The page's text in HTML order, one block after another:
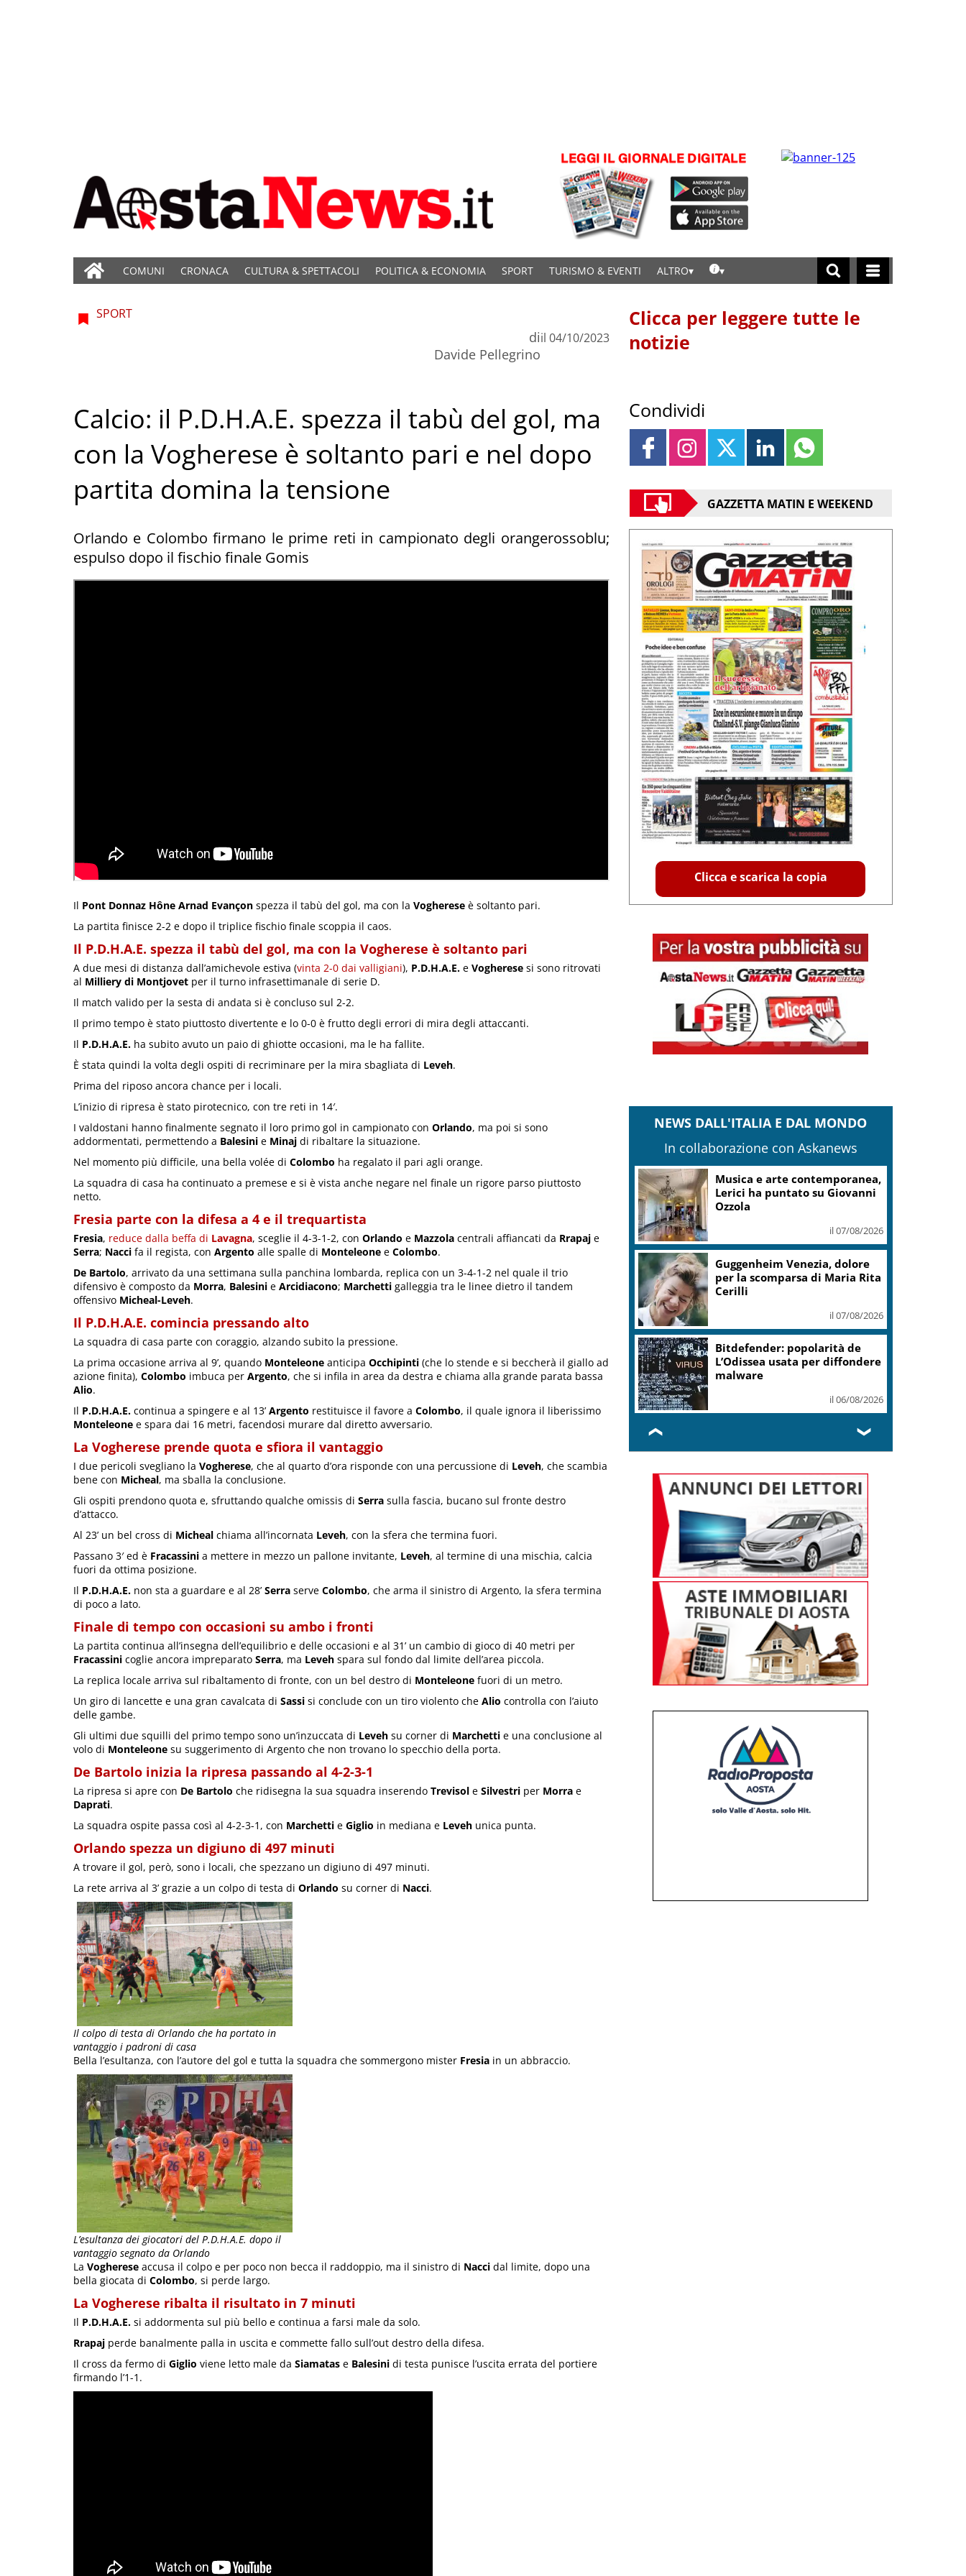
COMUNI CRONACA CULTURA & SPETTACOLI POLITICA & ECONOMIA SPORT TURISMO & EVENTI ALTRO
SPORT
di
Davide Pellegrino
il 04/10/2023
Calcio: il P.D.H.A.E. spezza il tabù del gol, ma
con la Vogherese è soltanto pari e nel dopo
partita domina la tensione
Orlando e Colombo firmano le prime reti in campionato degli orangerossoblu;
espulso dopo il fischio finale Gomis
Il Pont Donnaz Hône Arnad Evançon spezza il tabù del gol, ma con la Vogherese è soltanto pari.
La partita finisce 2-2 e dopo il triplice fischio finale scoppia il caos.
Il P.D.H.A.E. spezza il tabù del gol, ma con la Vogherese è soltanto pari
A due mesi di distanza dall’amichevole estiva (vinta 2-0 dai valligiani), P.D.H.A.E. e Vogherese si sono ritrovati
al Milliery di Montjovet per il turno infrasettimanale di serie D.
Il match valido per la sesta di andata si è concluso sul 2-2.
Il primo tempo è stato piuttosto divertente e lo 0-0 è frutto degli errori di mira degli attaccanti.
Il P.D.H.A.E. ha subito avuto un paio di ghiotte occasioni, ma le ha fallite.
È stata quindi la volta degli ospiti di recriminare per la mira sbagliata di Leveh.
Prima del riposo ancora chance per i locali.
L’inizio di ripresa è stato pirotecnico, con tre reti in 14′.
I valdostani hanno finalmente segnato il loro primo gol in campionato con Orlando, ma poi si sono
addormentati, permettendo a Balesini e Minaj di ribaltare la situazione.
Nel momento più difficile, una bella volée di Colombo ha regalato il pari agli orange.
La squadra di casa ha continuato a premese e si è vista anche negare nel finale un rigore parso piuttosto
netto.
Fresia parte con la difesa a 4 e il trequartista
Fresia, reduce dalla beffa di Lavagna, sceglie il 4-3-1-2, con Orlando e Mazzola centrali affiancati da Rrapaj e
Serra; Nacci fa il regista, con Argento alle spalle di Monteleone e Colombo.
De Bartolo, arrivato da una settimana sulla panchina lombarda, replica con un 3-4-1-2 nel quale il trio
difensivo è composto da Morra, Balesini e Arcidiacono; Marchetti galleggia tra le linee dietro il tandem
offensivo Micheal-Leveh.
Il P.D.H.A.E. comincia pressando alto
La squadra di casa parte con coraggio, alzando subito la pressione.
La prima occasione arriva al 9’, quando Monteleone anticipa Occhipinti (che lo stende e si beccherà il giallo ad
azione finita), Colombo imbuca per Argento, che si infila in area da destra e chiama alla grande parata bassa
Alio.
Il P.D.H.A.E. continua a spingere e al 13’ Argento restituisce il favore a Colombo, il quale ignora il liberissimo
Monteleone e spara dai 16 metri, facendosi murare dal diretto avversario.
La Vogherese prende quota e sfiora il vantaggio
I due pericoli svegliano la Vogherese, che al quarto d’ora risponde con una percussione di Leveh, che scambia
bene con Micheal, ma sballa la conclusione.
Gli ospiti prendono quota e, sfruttando qualche omissis di Serra sulla fascia, bucano sul fronte destro
d’attacco.
Al 23’ un bel cross di Micheal chiama all’incornata Leveh, con la sfera che termina fuori.
Passano 3′ ed è Fracassini a mettere in mezzo un pallone invitante, Leveh, al termine di una mischia, calcia
fuori da ottima posizione.
Il P.D.H.A.E. non sta a guardare e al 28’ Serra serve Colombo, che arma il sinistro di Argento, la sfera termina
di poco a lato.
Finale di tempo con occasioni su ambo i fronti
La partita continua all’insegna dell’equilibrio e delle occasioni e al 31’ un cambio di gioco di 40 metri per
Fracassini coglie ancora impreparato Serra, ma Leveh spara sul fondo dal limite dell’area piccola.
La replica locale arriva sul ribaltamento di fronte, con un bel destro di Monteleone fuori di un metro.
Un giro di lancette e una gran cavalcata di Sassi si conclude con un tiro violento che Alio controlla con l’aiuto
delle gambe.
Gli ultimi due squilli del primo tempo sono un’inzuccata di Leveh su corner di Marchetti e una conclusione al
volo di Monteleone su suggerimento di Argento che non trovano lo specchio della porta.
De Bartolo inizia la ripresa passando al 4-2-3-1
La ripresa si apre con De Bartolo che ridisegna la sua squadra inserendo Trevisol e Silvestri per Morra e
Daprati.
La squadra ospite passa così al 4-2-3-1, con Marchetti e Giglio in mediana e Leveh unica punta.
Orlando spezza un digiuno di 497 minuti
A trovare il gol, però, sono i locali, che spezzano un digiuno di 497 minuti.
La rete arriva al 3’ grazie a un colpo di testa di Orlando su corner di Nacci.
Il colpo di testa di Orlando che ha portato in
vantaggio i padroni di casa
Bella l’esultanza, con l’autore del gol e tutta la squadra che sommergono mister Fresia in un abbraccio.
L’esultanza dei giocatori del P.D.H.A.E. dopo il
vantaggio segnato da Orlando
La Vogherese accusa il colpo e per poco non becca il raddoppio, ma il sinistro di Nacci dal limite, dopo una
bella giocata di Colombo, si perde largo.
La Vogherese ribalta il risultato in 7 minuti
Il P.D.H.A.E. si addormenta sul più bello e continua a farsi male da solo.
Rrapaj perde banalmente palla in uscita e commette fallo sull’out destro della difesa.
Il cross da fermo di Giglio viene letto male da Siamatas e Balesini di testa punisce l’uscita errata del portiere
firmando l’1-1.
Clicca per leggere tutte le
notizie
Condividi
GAZZETTA MATIN E WEEKEND
Clicca e scarica la copia
NEWS DALL'ITALIA E DAL MONDO
In collaborazione con Askanews
Da Miami alla Costa Smeralda:
Twiga Porto Cervo ospita
E11EVEN
il 06/08/2026
Covid, ‘Conte-day’ in
commissione: “non sono un
eroe ma un uomo corretto,
il 06/08/2026
Guccini, Meloni: l’ho amato e
mi ha formato, continuerò a
il 06/08/2026